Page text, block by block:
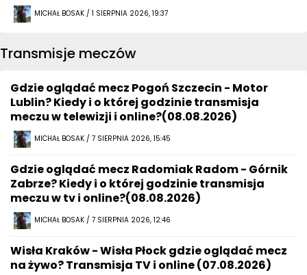
MICHAŁ BOSAK / 1 SIERPNIA 2026, 19:37
Transmisje meczów
Gdzie oglądać mecz Pogoń Szczecin - Motor
Lublin? Kiedy i o której godzinie transmisja
meczu w telewizji i online?(08.08.2026)
MICHAŁ BOSAK / 7 SIERPNIA 2026, 15:45
Gdzie oglądać mecz Radomiak Radom - Górnik
Zabrze? Kiedy i o której godzinie transmisja
meczu w tv i online?(08.08.2026)
MICHAŁ BOSAK / 7 SIERPNIA 2026, 12:46
Wisła Kraków - Wisła Płock gdzie oglądać mecz
na żywo? Transmisja TV i online (07.08.2026)